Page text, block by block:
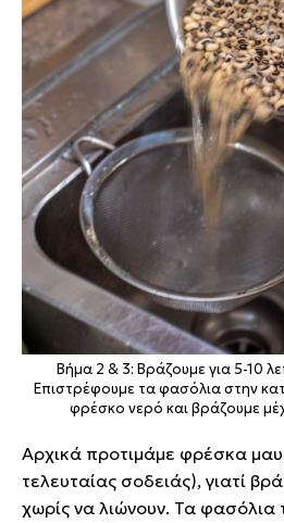
Βήμα 2 & 3: Βράζουμε για 5-10
Επιστρέφουμε τα φασόλια στην
φρέσκο νερό και βράζουμε
Αρχικά προτιμάμε φρέσκα
τελευταίας σοδειάς), γιατί
χωρίς να λιώνουν. Τα